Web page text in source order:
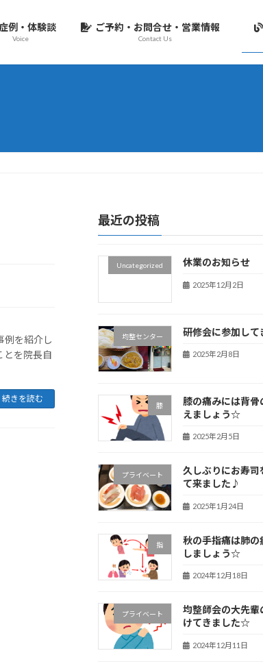
例・体験談
Voice
ご予約・お問合せ・営業情報
Contact Us
例を紹介し
とを院長自
続きを読む
最近の投稿
Uncategorized 休業のお知らせ
2025年12月2日
均整センター 研修会に参加し
2025年2月8日
膝
膝の痛みには背骨
えましょう☆
2025年2月5日
プライベート
久しぶりにお寿司
て来ました♪
2025年1月24日
指
秋の手指痛は肺の
しましょう☆
2024年12月18日
プライベート
均整師会の大先輩
けてきました☆
2024年12月11日